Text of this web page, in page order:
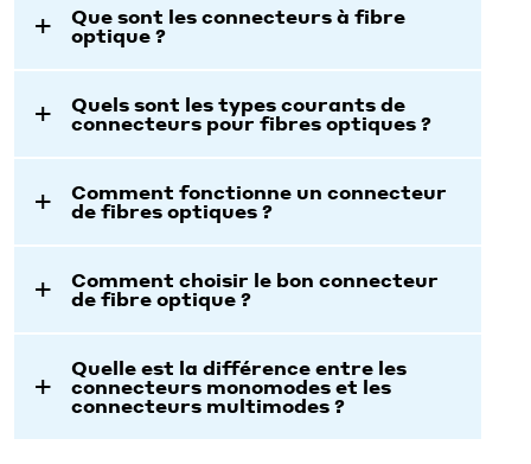
Que sont les connecteurs à fibre
optique ?
Quels sont les types courants de
connecteurs pour fibres optiques ?
Comment fonctionne un connecteur
de fibres optiques ?
Comment choisir le bon connecteur
de fibre optique ?
Quelle est la différence entre les
connecteurs monomodes et les
connecteurs multimodes ?